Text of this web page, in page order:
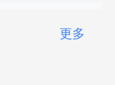
更多